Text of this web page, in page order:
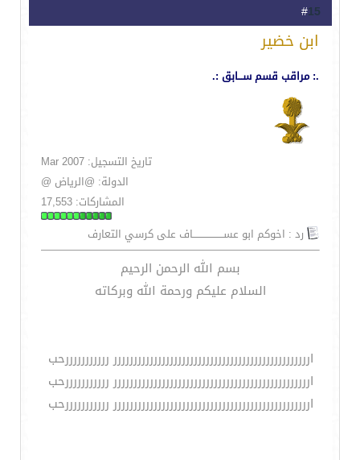
15
ابن خضير
.: مراقب قسم ســـابق :.
تاريخ التسجيل: Mar 2007
الدولة: @الرياض @
المشاركات: 17,553
رد : اخوكم ابو عســـــــــــــــــــاف على كرسي التعارف
بسم الله الرحمن الرحيم
السلام عليكم ورحمة الله وبركاته
اررررررررررررررررررررررررررررررررررررررررررررررررر رررررررررررحب
اررررررررررررررررررررررررررررررررررررررررررررررررر رررررررررررحب
اررررررررررررررررررررررررررررررررررررررررررررررررر رررررررررررحب